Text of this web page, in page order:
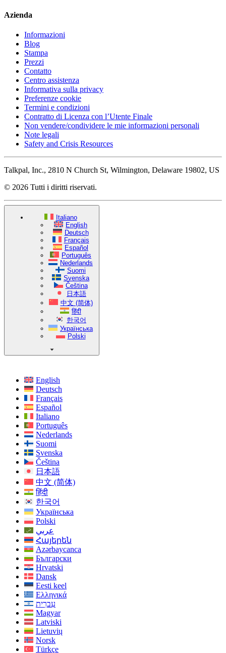
Azienda
Informazioni
Blog
Stampa
Prezzi
Contatto
Centro assistenza
Informativa sulla privacy
Preferenze cookie
Termini e condizioni
Contratto di Licenza con l’Utente Finale
Non vendere/condividere le mie informazioni personali
Note legali
Safety and Crisis Resources
Talkpal, Inc., 2810 N Church St, Wilmington, Delaware 19802, US
© 2026 Tutti i diritti riservati.
Italiano
English
Deutsch
Français
Español
Português
Nederlands
Suomi
Svenska
Čeština
日本語
中文 (简体)
हिंदी
한국어
Українська
Polski
English
Deutsch
Français
Español
Italiano
Português
Nederlands
Suomi
Svenska
Čeština
日本語
中文 (简体)
हिंदी
한국어
Українська
Polski
عربي
Հայերեն
Azərbaycanca
Български
Hrvatski
Dansk
Eesti keel
Ελληνικά
עִברִית
Magyar
Latviski
Lietuvių
Norsk
Türkçe